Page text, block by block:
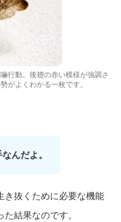
行動。後翅の赤い模様が強調さ
がよくわかる一枚です。
んだよ。
き抜くために必要な機能
結果なのです。